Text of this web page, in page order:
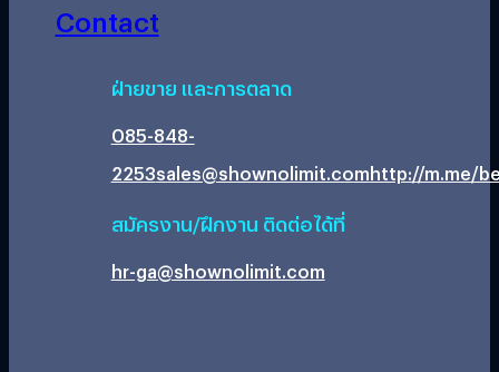
Contact
ฝ่ายขาย และการตลาด
085-848-
2253sales@shownolimit.comhttp://m.me/
สมัครงาน/ฝึกงาน ติดต่อได้ที่
hr-ga@shownolimit.com